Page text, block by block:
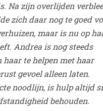
Na zijn overlijden
zich daar nog te goed
maar is nu op
Andrea is nog steeds
haar te helpen met haar
gevoel alleen laten.
noodlijn, is hulp altijd
behouden.